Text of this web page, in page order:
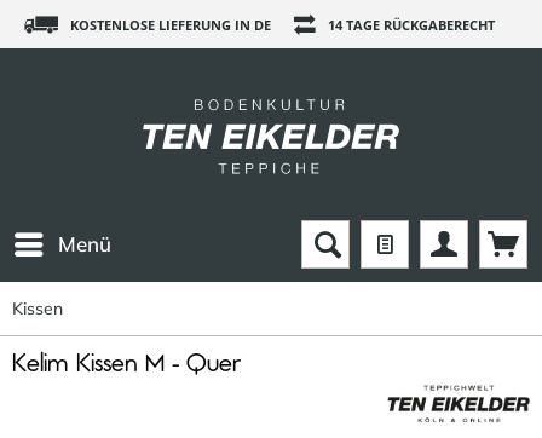
KOSTENLOSE LIEFERUNG IN DE 14 TAGE RÜCKGABERECHT
Menü
Kissen
Kelim Kissen M - Quer